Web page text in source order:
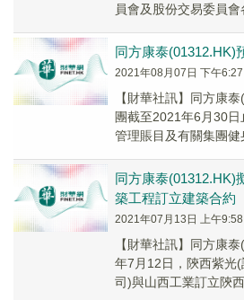
員會及股份交易委員會
同方康泰(01312.HK)
2021年08月07日 下午6:27
【財華社訊】同方康
團截至2021年6月30
管理賬目及有關集團健
同方康泰(01312.HK)
築工程訂立建築合約
2021年07月13日 上午9:58
【財華社訊】同方康
年7月12日，陝西紫光
司)與山西工業訂立陝